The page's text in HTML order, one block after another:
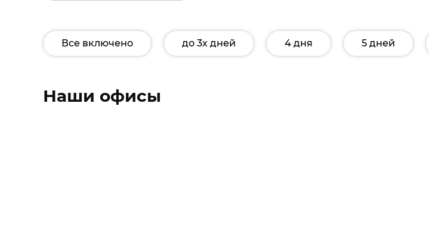
Все включено до 3х дней 4 дня 5 дней
Наши офисы